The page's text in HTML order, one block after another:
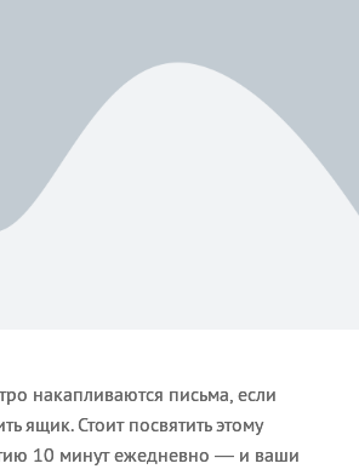
накапливаются письма, если
ящик. Стоит посвятить этому
10 минут ежедневно — и ваши